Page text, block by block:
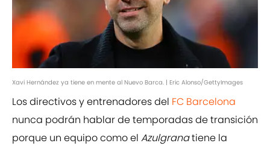
Xavi Hernández ya tiene en mente al Nuevo Barca. | Eric Alonso/GettyImages
Los directivos y entrenadores del FC Barcelona
nunca podrán hablar de temporadas de transición
porque un equipo como el Azulgranatiene la